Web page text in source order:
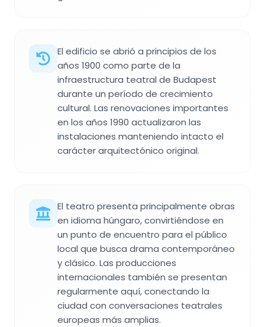
El edificio se abrió a principios de los
años 1900 como parte de la
infraestructura teatral de Budapest
durante un período de crecimiento
cultural. Las renovaciones importantes
en los años 1990 actualizaron las
instalaciones manteniendo intacto el
carácter arquitectónico original.
El teatro presenta principalmente obras
en idioma húngaro, convirtiéndose en
un punto de encuentro para el público
local que busca drama contemporáneo
y clásico. Las producciones
internacionales también se presentan
regularmente aquí, conectando la
ciudad con conversaciones teatrales
europeas más amplias.